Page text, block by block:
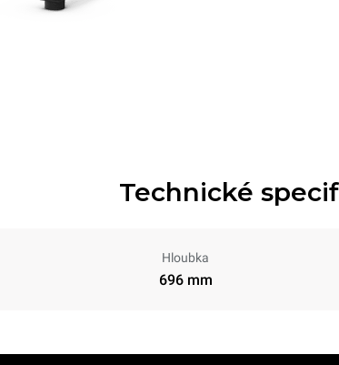
Technické
Hloubka
696 mm